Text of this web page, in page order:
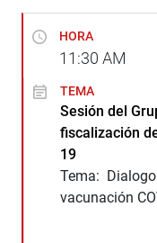
HORA
11:30 AM
TEMA
Sesión del
fiscalización
19
Tema:
vacunación